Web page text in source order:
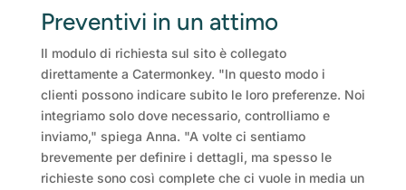
Preventivi in un attimo
Il modulo di richiesta sul sito è collegato
direttamente a Catermonkey. "In questo modo i
clienti possono indicare subito le loro preferenze. Noi
integriamo solo dove necessario, controlliamo e
inviamo," spiega Anna. "A volte ci sentiamo
brevemente per definire i dettagli, ma spesso le
richieste sono così complete che ci vuole in media un